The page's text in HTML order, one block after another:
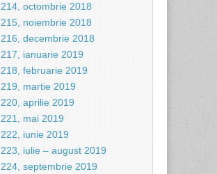
214, octombrie 2018
215, noiembrie 2018
216, decembrie 2018
217, ianuarie 2019
218, februarie 2019
219, martie 2019
220, aprilie 2019
221, mai 2019
222, iunie 2019
223, iulie – august 2019
224, septembrie 2019